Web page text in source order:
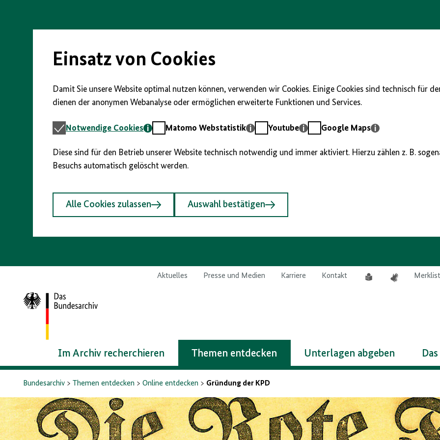
Seiteninhalt
Einsatz von Cookies
Damit Sie unsere Website optimal nutzen können, verwenden wir Cookies. Einige Cookies sind technisch für
dienen der anonymen Webanalyse oder ermöglichen erweiterte Funktionen und Services.
Notwendige
Notwendige Cookies
MatomoMatomo Webstatistik YoutubeYoutube
GoogleGoogle Maps
Diese sind für den Betrieb unserer Website technisch notwendig und immer aktiviert. Hierzu zählen z. B.
Besuchs automatisch gelöscht werden.
Alle Cookies zulassen Auswahl bestätigen
Aktuelles Presse und Medien Karriere Kontakt
Leichte
Zur
Startseite
Im Archiv recherchieren Themen entdecken Unterlagen abgeben
Bundesarchiv Themen entdecken Online entdecken Gründung der KPD